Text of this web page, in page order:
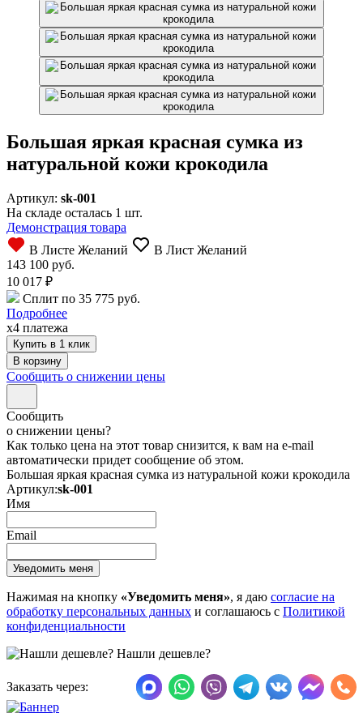
Большая яркая красная сумка из
натуральной кожи крокодила
Артикул: sk-001
На складе осталась 1 шт.
Демонстрация товара
В Листе Желаний
В Лист Желаний
143 100 руб.
10 017 ₽
Сплит по 35 775 руб.
Подробнее
x4 платежа
Купить в 1 клик
Сообщить о снижении цены
Сообщить
о снижении цены?
Как только цена на этот товар снизится, к вам на e-mail
автоматически придет сообщение об этом.
Большая яркая красная сумка из натуральной кожи крокодила
Артикул:sk-001
Имя
Email
Нажимая на кнопку «Уведомить меня», я даю согласие на
обработку персональных данных и соглашаюсь с Политикой
конфиденциальности
Нашли дешевле?
Заказать через: